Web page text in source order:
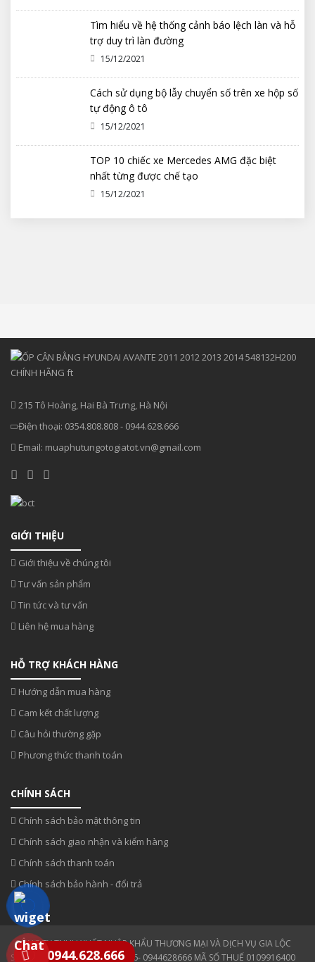
Tìm hiểu về hệ thống cảnh báo lệch làn và hỗ
trợ duy trì làn đường
15/12/2021
Cách sử dụng bộ lẫy chuyển số trên xe hộp số
tự động ô tô
15/12/2021
TOP 10 chiếc xe Mercedes AMG đặc biệt
nhất từng được chế tạo
15/12/2021
215 Tô Hoàng, Hai Bà Trưng, Hà Nội
Điện thoại: 0354.808.808- 0944.628.666
Email: muaphutungotogiatot.vn@gmail.com
GIỚI THIỆU
Giới thiệu về chúng tôi
Tư vấn sản phẩm
Tin tức và tư vấn
Liên hệ mua hàng
HỖ TRỢ KHÁCH HÀNG
Hướng dẫn mua hàng
Cam kết chất lượng
Câu hỏi thường gặp
Phương thức thanh toán
CHÍNH SÁCH
Chính sách bảo mật thông tin
Chính sách giao nhận và kiểm hàng
Chính sách thanh toán
Chính sách bảo hành - đổi trả
CÔNG TY TNHH XUẤT NHẬP KHẨU THƯƠNG MẠI VÀ DỊCH VỤ GIA LỘC
SĐT: 0354 808 808- 0943330886- 0944628666 MÃ SỐ THUẾ 0109916400
0944.628.666